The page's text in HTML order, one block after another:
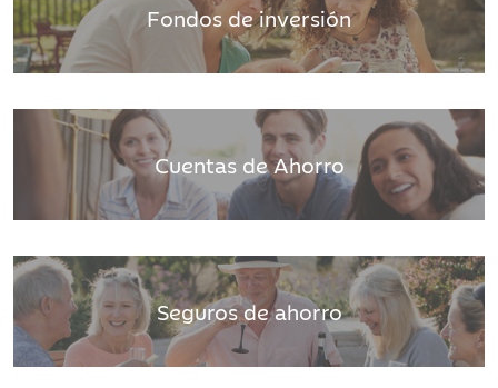
Fondos de inversión
Cuentas de Ahorro
Seguros de ahorro